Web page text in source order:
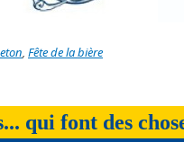
, Fête de la bière
qui font des